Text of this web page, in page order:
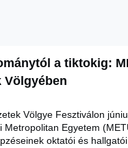
a tiktokig:
Völgyében
Völgye Fesztiválon
Metropolitan Egyetem
oktatói és